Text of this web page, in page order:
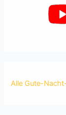
Alle Gute-